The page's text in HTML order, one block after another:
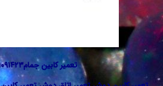
تعمیر کابین جمام۰۹۳۶۱۰۹۱۴۲۳